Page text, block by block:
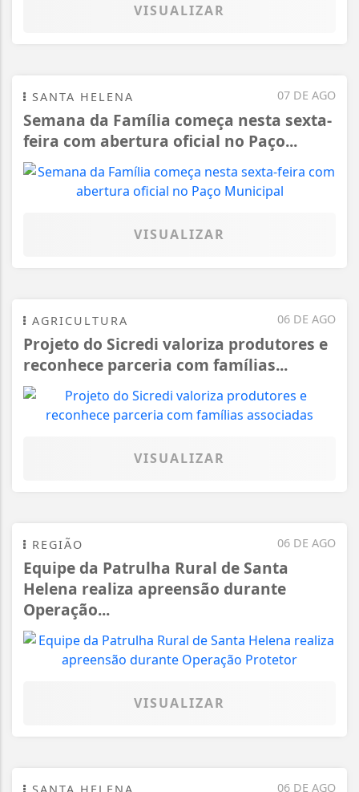
VISUALIZAR
07 DE AGO
SANTA HELENA
Semana da Família começa nesta sexta-
feira com abertura oficial no Paço...
VISUALIZAR
06 DE AGO
AGRICULTURA
Projeto do Sicredi valoriza produtores e
reconhece parceria com famílias...
VISUALIZAR
06 DE AGO
REGIÃO
Equipe da Patrulha Rural de Santa
Helena realiza apreensão durante
Operação...
VISUALIZAR
06 DE AGO